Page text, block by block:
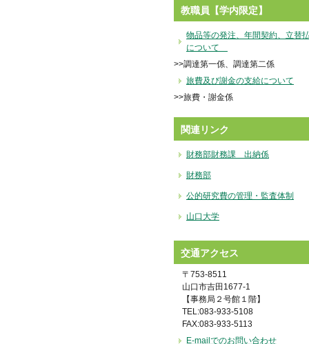
教職員【学内限定】
物品等の発注、年間契約、立替
について
>>調達第一係、調達第二係
旅費及び謝金の支給について
>>旅費・謝金係
関連リンク
財務部財務課 出納係
財務部
公的研究費の管理・監査体制
山口大学
交通アクセス
〒753-8511
山口市吉田1677-1
【事務局２号館１階】
TEL:083-933-5108
FAX:083-933-5113
E-mailでのお問い合わせ